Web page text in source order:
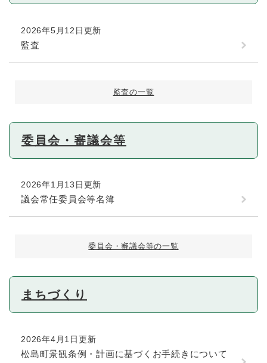
2026年5月12日更新
監査
監査の一覧
委員会・審議会等
2026年1月13日更新
議会常任委員会等名簿
委員会・審議会等の一覧
まちづくり
2026年4月1日更新
松島町景観条例・計画に基づくお手続きについて